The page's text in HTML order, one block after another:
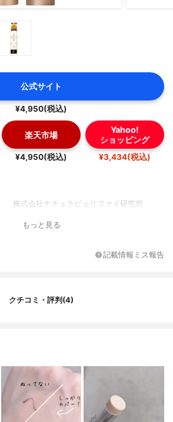
公式サイト
¥4,950(税込)
楽天市場
¥4,950(税込)
Yahoo!
ショッピング
¥3,434(税込)
株式会社ナチュラピュリファイ研究所
もっと見る
記載情報ミス報告
クチコミ・評判(4)